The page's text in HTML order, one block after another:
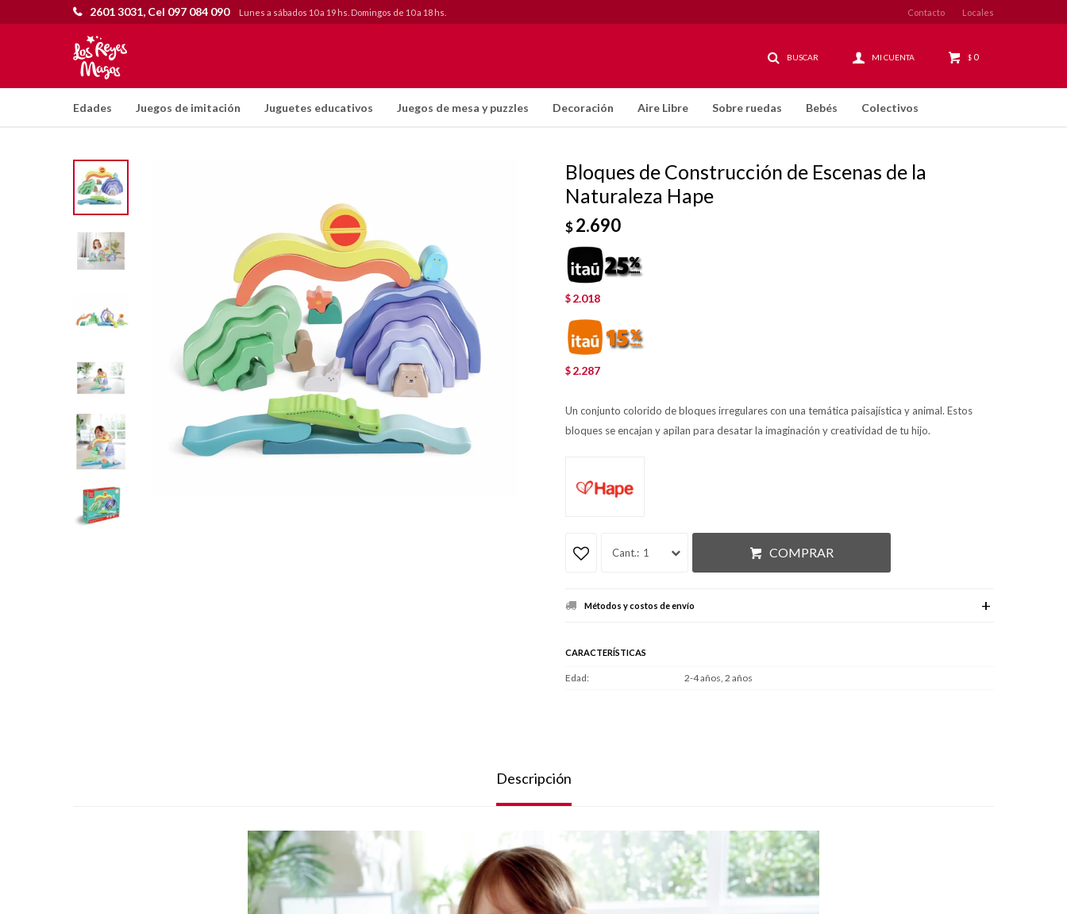
Edades Juegos de imitación Juguetes educativos Juegos de mesa y puzzles Decoración Aire Libre Sobre ruedas Bebés Colectivos
$ 0
2601 3031, Cel 097 084 090 Lunes a sábados 10 a 19 hs. Domingos de 10 a 18 hs. Contacto Locales
Bloques de Construcción de Escenas de la
Naturaleza Hape
$2.690
$ 2.018
$ 2.287
Un conjunto colorido de bloques irregulares con una temática paisajística y animal. Estos
bloques se encajan y apilan para desatar la imaginación y creatividad de tu hijo.
1 COMPRAR
Métodos y costos de envío
CARACTERÍSTICAS
Edad 2-4 años, 2 años
Descripción